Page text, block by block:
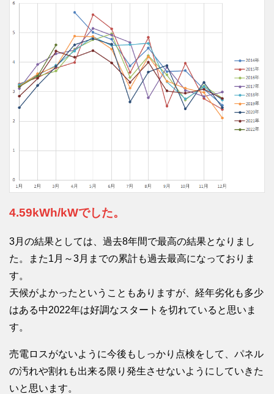
4.59kWh/kWでした。
3月の結果としては、過去8年間で最高の結果となりまし
た。また1月～3月までの累計も過去最高になっておりま
す。
天候がよかったということもありますが、経年劣化も多少
はある中2022年は好調なスタートを切れていると思いま
す。
売電ロスがないように今後もしっかり点検をして、パネル
の汚れや割れも出来る限り発生させないようにしていきた
いと思います。